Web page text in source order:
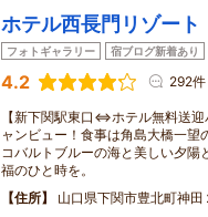
ホテル西長門リゾート
フォトギャラリー 宿ブログ新着あり
4.2 292件
【新下関駅東口⇔ホテル無料送
ャンビュー！食事は角島大橋一望
コバルトブルーの海と美しい夕陽
福のひと時を。
住所
山口県下関市豊北町神田